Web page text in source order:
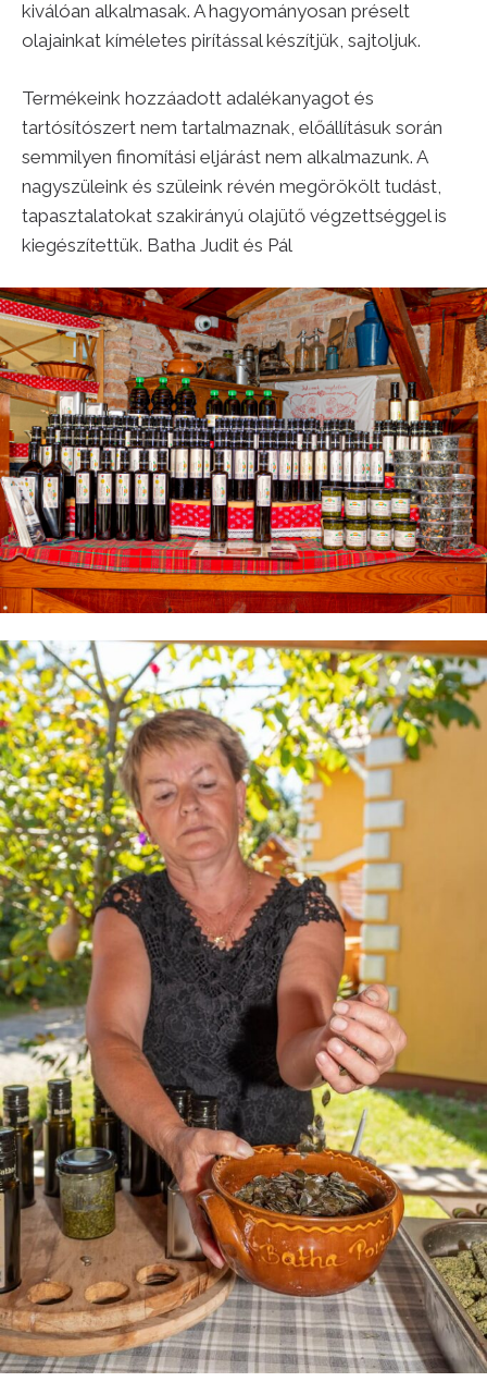
kiválóan alkalmasak. A hagyományosan préselt
olajainkat kíméletes pirítással készítjük, sajtoljuk.
Termékeink hozzáadott adalékanyagot és
tartósítószert nem tartalmaznak, előállításuk során
semmilyen finomítási eljárást nem alkalmazunk. A
nagyszüleink és szüleink révén megörökölt tudást,
tapasztalatokat szakirányú olajütő végzettséggel is
kiegészítettük. Batha Judit és Pál